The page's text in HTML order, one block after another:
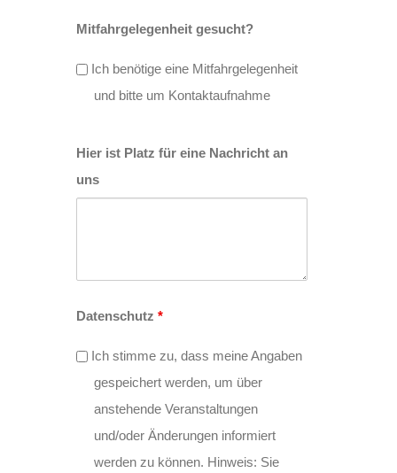
Mitfahrgelegenheit gesucht?
Ich benötige eine Mitfahrgelegenheit
und bitte um Kontaktaufnahme
Hier ist Platz für eine Nachricht an
uns
Datenschutz*
Ich stimme zu, dass meine Angaben
gespeichert werden, um über
anstehende Veranstaltungen
und/oder Änderungen informiert
werden zu können. Hinweis: Sie